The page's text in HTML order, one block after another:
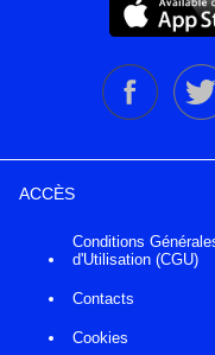
ACCÈS
Conditions
d'Utilisation (CGU)
Contacts
Cookies